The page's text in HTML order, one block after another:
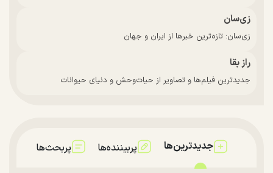
زی‌سان
زی‌سان: تازه‌ترین خبرها از ایران و جهان
راز بقا
جدیدترین فیلم‌ها و تصاویر از حیات‌وحش و دنیای حیوانات
جدیدترین‌ها پربیننده‌ها پربحث‌ها